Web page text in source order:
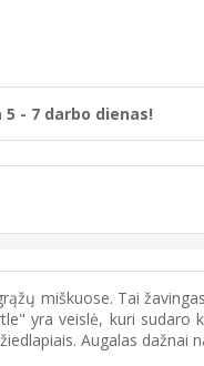
- 7 darbo dienas!
miškuose. Tai
yra veislė, kuri
Augalas